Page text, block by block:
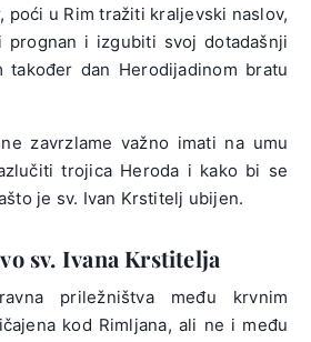
poći u Rim tražiti kraljevski naslov,
i izgubiti svoj dotadašnji
dan Herodijadinom bratu
zavrzlame važno imati na umu
trojica Heroda i kako bi se
je sv. Ivan Krstitelj ubijen.
sv. Ivana Krstitelja
priležništva među krvnim
kod Rimljana, ali ne i među